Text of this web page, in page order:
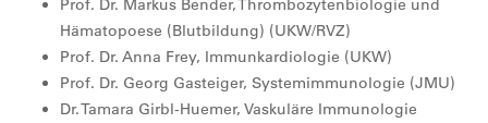
Prof. Dr. Markus Bender, Thrombozytenbiologie und
Hämatopoese (Blutbildung) (UKW/RVZ)
Prof. Dr. Anna Frey, Immunkardiologie (UKW)
Prof. Dr. Georg Gasteiger, Systemimmunologie (JMU)
Dr. Tamara Girbl-Huemer, Vaskuläre Immunologie